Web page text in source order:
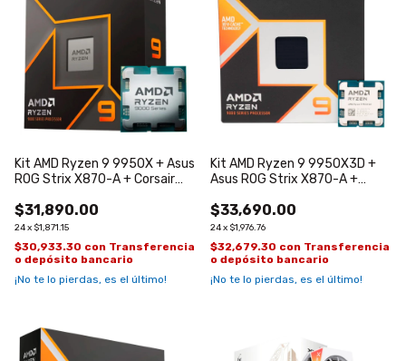
Kit AMD Ryzen 9 9950X + Asus
ROG Strix X870-A + Corsair
6400Mhz
$31,890.00
24x $1,871.15
$30,933.30 con Transferencia
o depósito bancario
¡No te lo pierdas, es el último!
Kit AMD Ryzen 9 9950X3D +
Asus ROG Strix X870-A +
6400Mhz
$33,690.00
24x $1,976.76
$32,679.30 con Transferencia
o depósito bancario
¡No te lo pierdas, es el último!